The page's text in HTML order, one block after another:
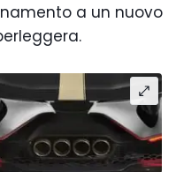
a un nuovo